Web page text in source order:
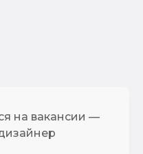
на вакансии —